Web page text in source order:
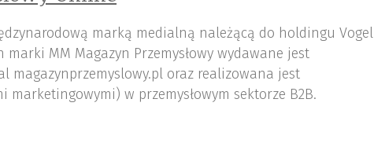
marką medialną należącą do holdingu Vogel
MM Magazyn Przemysłowy wydawane jest
magazynprzemyslowy.pl oraz realizowana jest
w przemysłowym sektorze B2B.